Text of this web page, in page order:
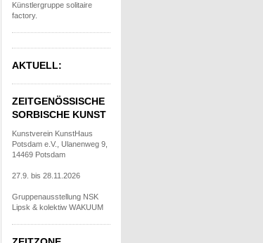
Künstlergruppe solitaire
factory.
AKTUELL:
ZEITGENÖSSISCHE
SORBISCHE KUNST
Kunstverein KunstHaus
Potsdam e.V., Ulanenweg 9,
14469 Potsdam
27.9. bis 28.11.2026
Gruppenausstellung NSK
Lipsk & kolektiw WAKUUM